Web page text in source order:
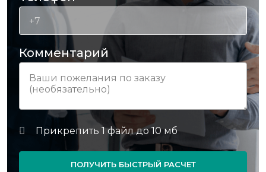
Комментарий
ПОЛУЧИТЬ БЫСТРЫЙ РАСЧЕТ